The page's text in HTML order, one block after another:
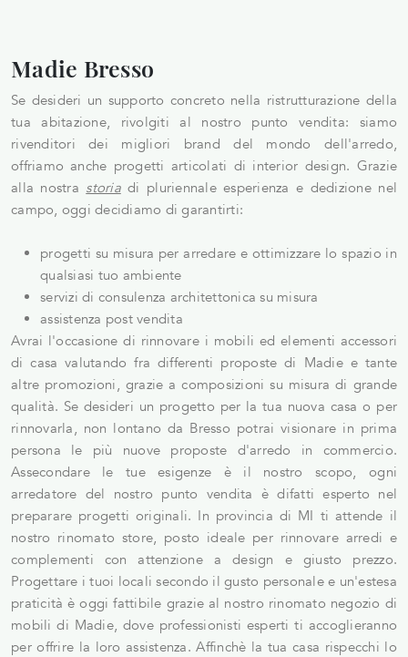
Madie Bresso
Se desideri un supporto concreto nella ristrutturazione della
tua abitazione, rivolgiti al nostro punto vendita: siamo
rivenditori dei migliori brand del mondo dell'arredo,
offriamo anche progetti articolati di interior design. Grazie
alla nostra storiadi pluriennale esperienza e dedizione nel
campo, oggi decidiamo di garantirti:
progetti su misura per arredare e ottimizzare lo spazio in
qualsiasi tuo ambiente
servizi di consulenza architettonica su misura
assistenza post vendita
Avrai l'occasione di rinnovare i mobili ed elementi accessori
di casa valutando fra differenti proposte di Madie e tante
altre promozioni, grazie a composizioni su misura di grande
qualità. Se desideri un progetto per la tua nuova casa o per
rinnovarla, non lontano da Bresso potrai visionare in prima
persona le più nuove proposte d'arredo in commercio.
Assecondare le tue esigenze è il nostro scopo, ogni
arredatore del nostro punto vendita è difatti esperto nel
preparare progetti originali. In provincia di MI ti attende il
nostro rinomato store, posto ideale per rinnovare arredi e
complementi con attenzione a design e giusto prezzo.
Progettare i tuoi locali secondo il gusto personale e un'estesa
praticità è oggi fattibile grazie al nostro rinomato negozio di
mobili di Madie, dove professionisti esperti ti accoglieranno
per offrire la loro assistenza. Affinchè la tua casa rispecchi lo